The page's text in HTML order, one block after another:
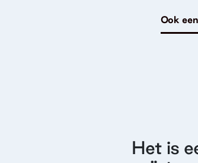
Ook
Het is